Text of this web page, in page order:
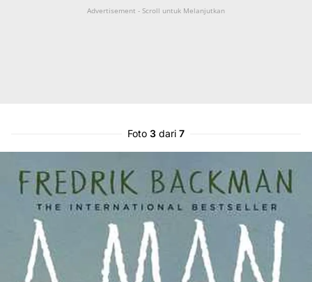
Advertisement - Scroll untuk Melanjutkan
Foto 3 dari 7